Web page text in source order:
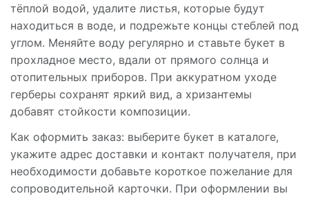
тёплой водой, удалите листья, которые будут
находиться в воде, и подрежьте концы стеблей под
углом. Меняйте воду регулярно и ставьте букет в
прохладное место, вдали от прямого солнца и
отопительных приборов. При аккуратном уходе
герберы сохранят яркий вид, а хризантемы
добавят стойкости композиции.
Как оформить заказ: выберите букет в каталоге,
укажите адрес доставки и контакт получателя, при
необходимости добавьте короткое пожелание для
сопроводительной карточки. При оформлении вы